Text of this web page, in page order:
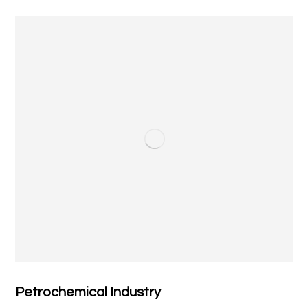
Petrochemical Industry